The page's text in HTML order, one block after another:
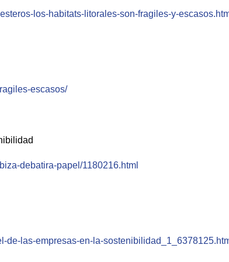
los-habitats-litorales-son-fragiles-y-
escasos/
debatira-papel/1180216.html
de-las-empresas-en-la-